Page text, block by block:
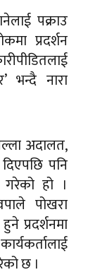
पक्राउ
प्रदर्शन
भन्दै नारा
अदालत,
पनि
गरेको हो ।
पोखरा
प्रदर्शनमा
छ ।